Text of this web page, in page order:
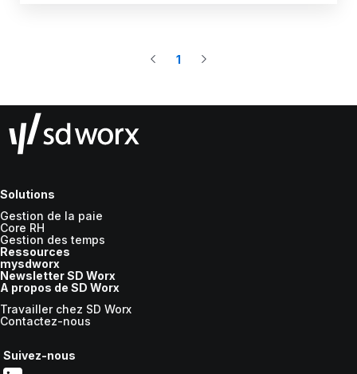
1
Solutions
Gestion de la paie
Core RH
Gestion des temps
Ressources
mysdworx
Newsletter SD Worx
A propos de SD Worx
Travailler chez SD Worx
Contactez-nous
Suivez-nous